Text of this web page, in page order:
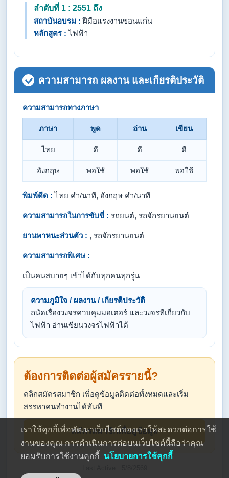
ลำดับที่ 1 : 2551 ถึง
สถาบันอบรม : ฝีมือแรงงานขอนแก่น
หลักสูตร : ไฟฟ้า
ความสามารถ ผลงาน และเกียรติประวัติ
ความสามารถทางภาษา
ภาษา พูด อ่าน เขียน
ไทย ดี ดี ดี
อังกฤษ พอใช้ พอใช้ พอใช้
พิมพ์ดีด : ไทย คำ/นาที, อังกฤษ คำ/นาที
ความสามารถในการขับขี่ : รถยนต์, รถจักรยานยนต์
ยานพาหนะส่วนตัว : , รถจักรยานยนต์
ความสามารถพิเศษ :
เป็นคนสบายๆ เข้าได้กับทุกคนทุกรุ่น
ความภูมิใจ / ผลงาน / เกียรติประวัติ
ถนัดเรื่องวงจรควบคุมมอเตอร์ และวงจรทีเกี่ยวกับ
ไฟฟ้า อ่านเขียนวงจรไฟฟ้าได้
ต้องการติดต่อผู้สมัครรายนี้?
คลิกสมัครสมาชิก เพื่อดูข้อมูลติดต่อทั้งหมดและเริ่ม
สรรหาคนทำงานได้ทันที
สมัครสมาชิกเพื่อดูข้อมูล
เราใช้คุกกี้เพื่อพัฒนาเว็บไซต์ของเราให้สะดวกต่อการใช้
งานของคุณ การดำเนินการต่อบนเว็บไซต์นี้ถือว่าคุณ
ยอมรับการใช้งานคุกกี้ นโยบายการใช้คุกกี้